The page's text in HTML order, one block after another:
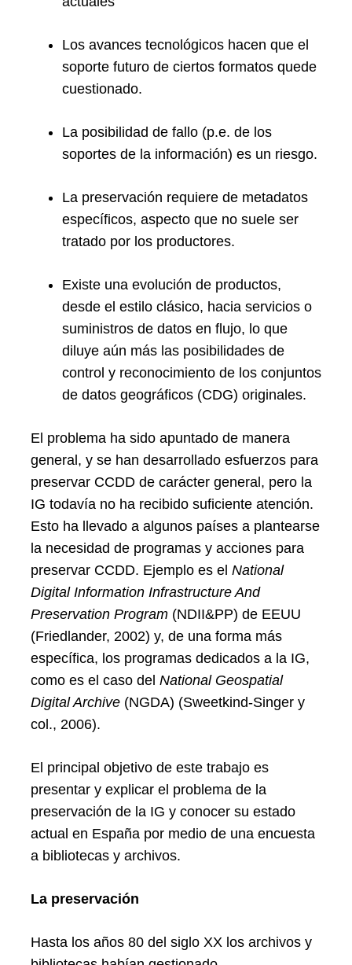
Los avances tecnológicos hacen que el
soporte futuro de ciertos formatos quede
cuestionado.
La posibilidad de fallo (p.e. de los
soportes de la información) es un riesgo.
La preservación requiere de metadatos
específicos, aspecto que no suele ser
tratado por los productores.
Existe una evolución de productos,
desde el estilo clásico, hacia servicios o
suministros de datos en flujo, lo que
diluye aún más las posibilidades de
control y reconocimiento de los conjuntos
de datos geográficos (CDG) originales.
El problema ha sido apuntado de manera
general, y se han desarrollado esfuerzos para
preservar CCDD de carácter general, pero la
IG todavía no ha recibido suficiente atención.
Esto ha llevado a algunos países a plantearse
la necesidad de programas y acciones para
preservar CCDD. Ejemplo es el National
Digital Information Infrastructure And
Preservation Program (NDII&PP) de EEUU
(Friedlander, 2002) y, de una forma más
específica, los programas dedicados a la IG,
como es el caso del National Geospatial
Digital Archive (NGDA) (Sweetkind-Singer y
col., 2006).
El principal objetivo de este trabajo es
presentar y explicar el problema de la
preservación de la IG y conocer su estado
actual en España por medio de una encuesta
a bibliotecas y archivos.
La preservación
Hasta los años 80 del siglo XX los archivos y